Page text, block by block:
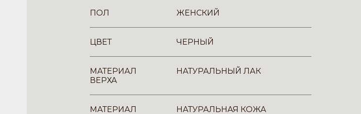
ПОЛ ЖЕНСКИЙ
ЦВЕТ ЧЕРНЫЙ
МАТЕРИАЛ
ВЕРХА
НАТУРАЛЬНЫЙ ЛАК
МАТЕРИАЛ
НАТУРАЛЬНАЯ КОЖА